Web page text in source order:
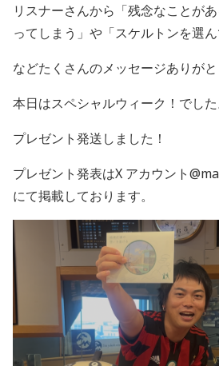
リスナーさんから「残念なことが
ってしまう」や「スケルトンを選ん
などたくさんのメッセージありがと
本日はスペシャルウィーク！でした
プレゼント発送しました！
プレゼント発表はX アカウント
にて掲載しております。